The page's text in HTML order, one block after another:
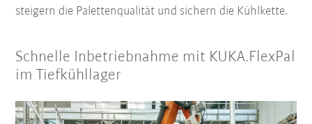
steigern die Palettenqualität und sichern die Kühlkette.
Schnelle Inbetriebnahme mit KUKA.FlexPal
im Tiefkühllager